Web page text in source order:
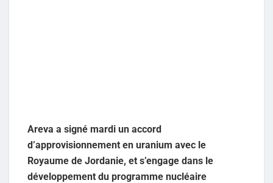
Areva a signé mardi un accord
d’approvisionnement en uranium avec le
Royaume de Jordanie, et s’engage dans le
développement du programme nucléaire